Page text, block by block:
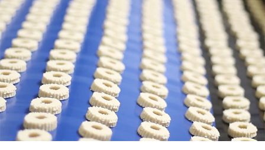
Prvo, oni pružaju brz internet i tehnološki
opremljen prostor, što je ključan preduvjet za
suvremeni način rada.
REKLAMA